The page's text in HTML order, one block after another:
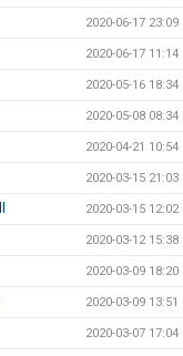
2020-06-17 23:09
2020-06-17 11:14
2020-05-16 18:34
2020-05-08 08:34
2020-04-21 10:54
2020-03-15 21:03
2020-03-15 12:02
2020-03-12 15:38
2020-03-09 18:20
2020-03-09 13:51
2020-03-07 17:04